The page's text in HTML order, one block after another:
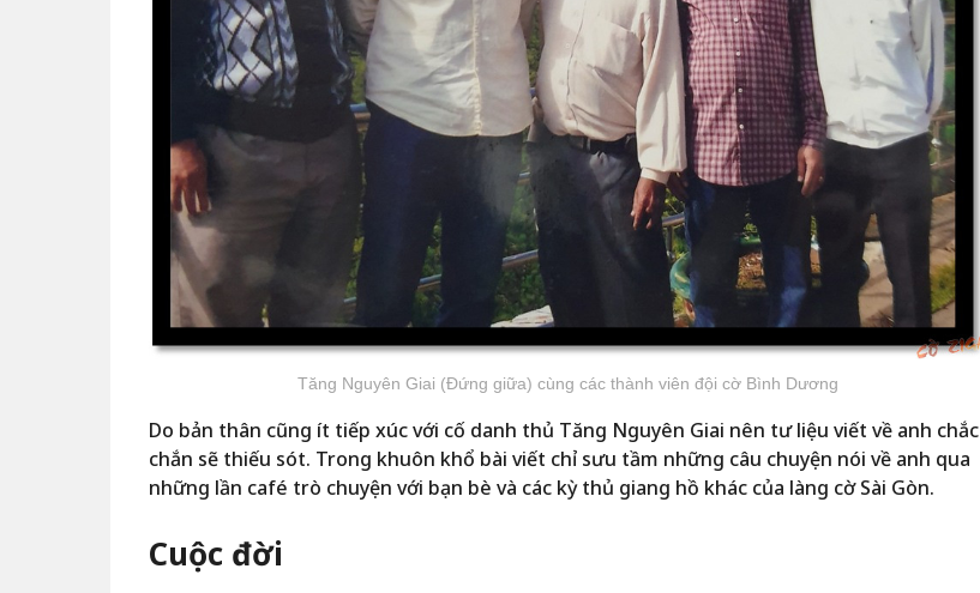
Tăng Nguyên Giai (Đứng giữa) cùng các thành viên đội cờ Bình Dương
Do bản thân cũng ít tiếp xúc với cố danh thủ Tăng Nguyên Giai nên tư liệu viết về anh chắc
chắn sẽ thiếu sót. Trong khuôn khổ bài viết chỉ sưu tầm những câu chuyện nói về anh qua
những lần café trò chuyện với bạn bè và các kỳ thủ giang hồ khác của làng cờ Sài Gòn.
Cuộc đời